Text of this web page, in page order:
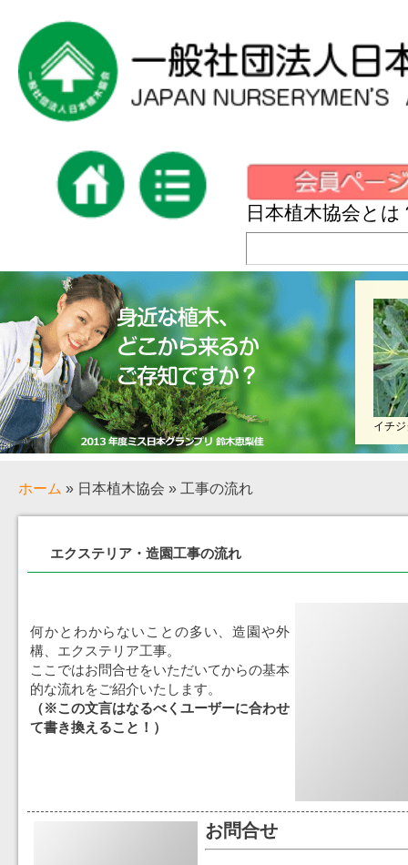
日本植木協会とは
イチ
ホーム » 日本植木協会 » 工事の流れ
エクステリア・造園工事の流れ
何かとわからないことの多い、造園や外
構、エクステリア工事。
ここではお問合せをいただいてからの基本
的な流れをご紹介いたします。
（※この文言はなるべくユーザーに合わせ
て書き換えること！）
お問合せ